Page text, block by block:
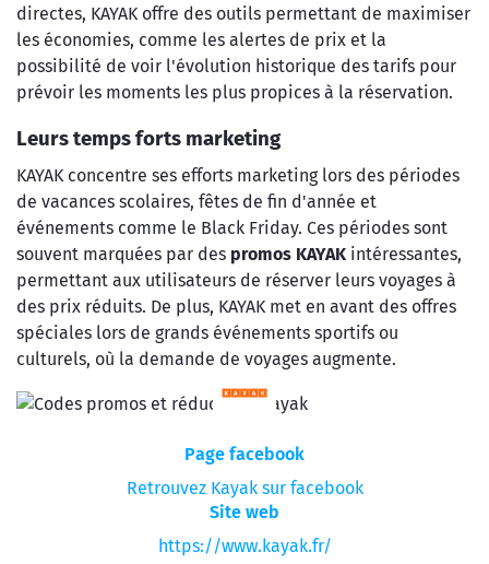
directes, KAYAK offre des outils permettant de maximiser
les économies, comme les alertes de prix et la
possibilité de voir l'évolution historique des tarifs pour
prévoir les moments les plus propices à la réservation.
Leurs temps forts marketing
KAYAK concentre ses efforts marketing lors des périodes
de vacances scolaires, fêtes de fin d'année et
événements comme le Black Friday. Ces périodes sont
souvent marquées par des promos KAYAK intéressantes,
permettant aux utilisateurs de réserver leurs voyages à
des prix réduits. De plus, KAYAK met en avant des offres
spéciales lors de grands événements sportifs ou
culturels, où la demande de voyages augmente.
Page facebook
Retrouvez Kayak sur facebook
Site web
https://www.kayak.fr/